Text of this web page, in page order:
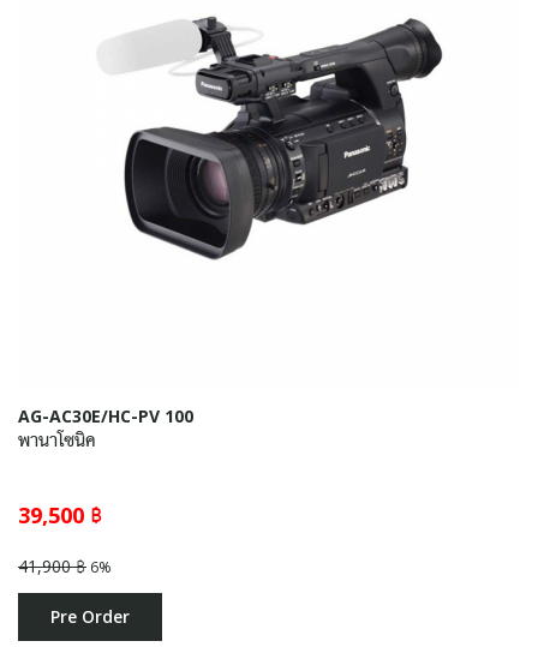
AG-AC30E/HC-PV 100
พานาโซนิค
39,500 ฿
41,900 ฿ 6%
Pre Order